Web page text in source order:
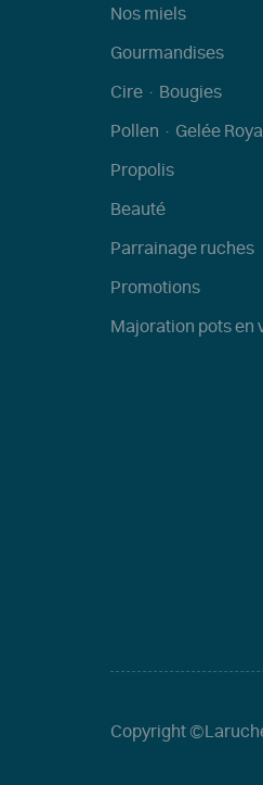
Nos miels
Gourmandises
Cire · Bougies
Pollen · Gelée
Propolis
Beauté
Parrainage ruches
Promotions
Majoration pots en
Copyright